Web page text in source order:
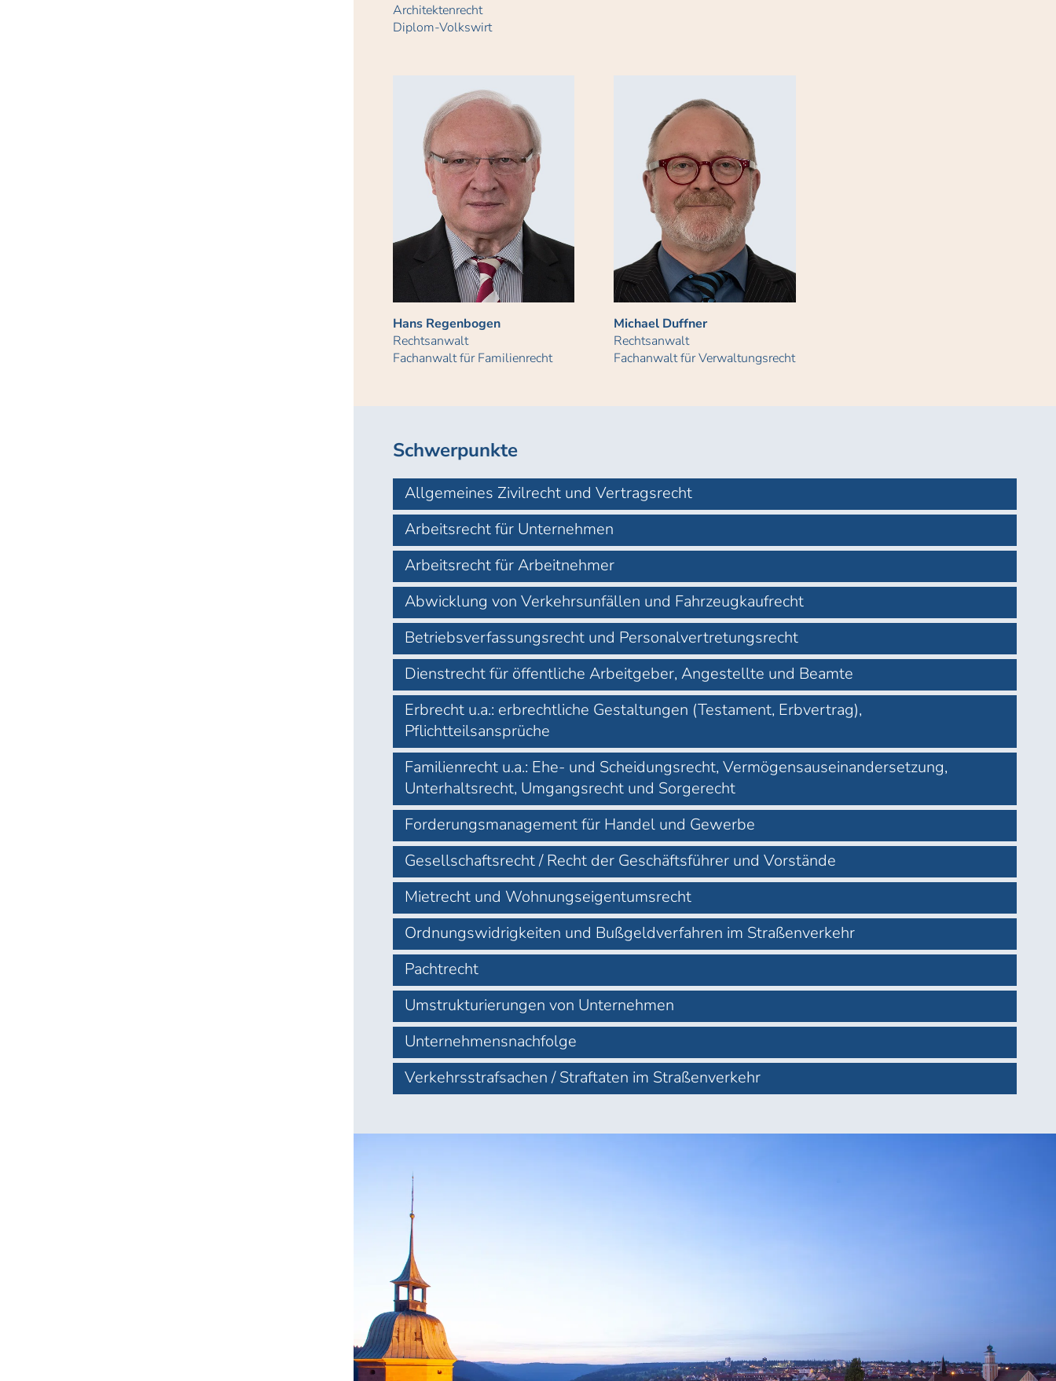
Architektenrecht
Diplom-Volkswirt
Hans Regenbogen
Rechtsanwalt
Fachanwalt für Familienrecht
Michael Duffner
Rechtsanwalt
Fachanwalt für Verwaltungsrecht
Schwerpunkte
Allgemeines Zivilrecht und Vertragsrecht
Arbeitsrecht für Unternehmen
Arbeitsrecht für Arbeitnehmer
Abwicklung von Verkehrsunfällen und Fahrzeugkaufrecht
Betriebsverfassungsrecht und Personalvertretungsrecht
Dienstrecht für öffentliche Arbeitgeber, Angestellte und Beamte
Erbrecht u.a.: erbrechtliche Gestaltungen (Testament, Erbvertrag),
Pflichtteilsansprüche
Familienrecht u.a.: Ehe- und Scheidungsrecht, Vermögensauseinandersetzung,
Unterhaltsrecht, Umgangsrecht und Sorgerecht
Forderungsmanagement für Handel und Gewerbe
Gesellschaftsrecht / Recht der Geschäftsführer und Vorstände
Mietrecht und Wohnungseigentumsrecht
Ordnungswidrigkeiten und Bußgeldverfahren im Straßenverkehr
Pachtrecht
Umstrukturierungen von Unternehmen
Unternehmensnachfolge
Verkehrsstrafsachen / Straftaten im Straßenverkehr